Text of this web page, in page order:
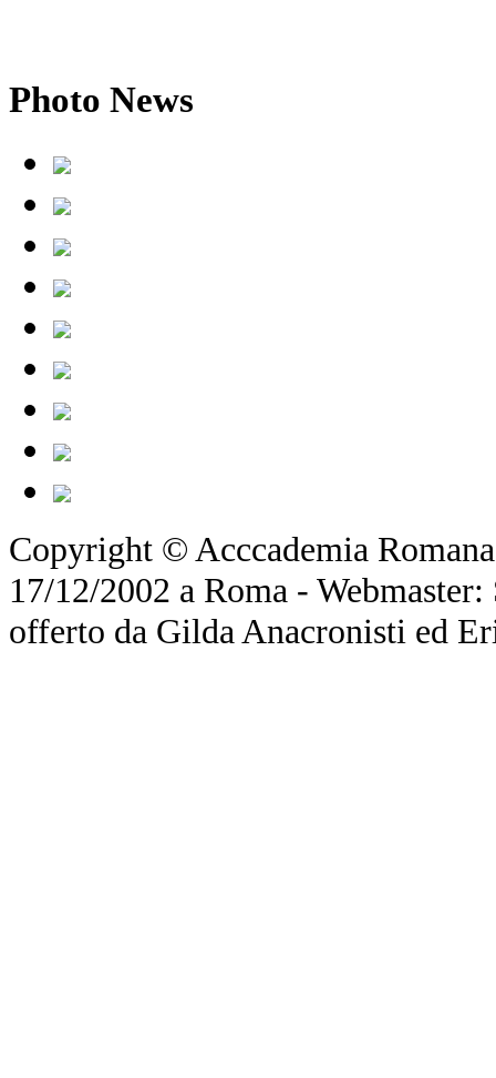
Photo News
Copyright © Acccademia
17/12/2002 a Roma -
offerto da Gilda Anacronisti ed